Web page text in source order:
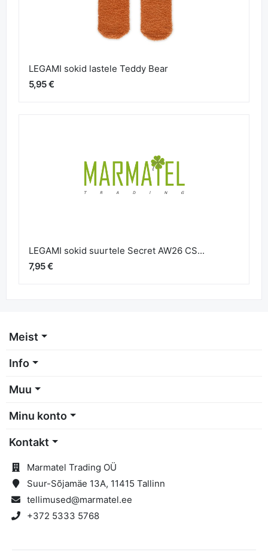
LEGAMI sokid lastele Teddy Bear
5,95 €
LEGAMI sokid suurtele Secret AW26 CS...
7,95 €
Meist
Info
Muu
Minu konto
Kontakt
Marmatel Trading OÜ
Suur-Sõjamäe 13A, 11415 Tallinn
tellimused@marmatel.ee
+372 5333 5768